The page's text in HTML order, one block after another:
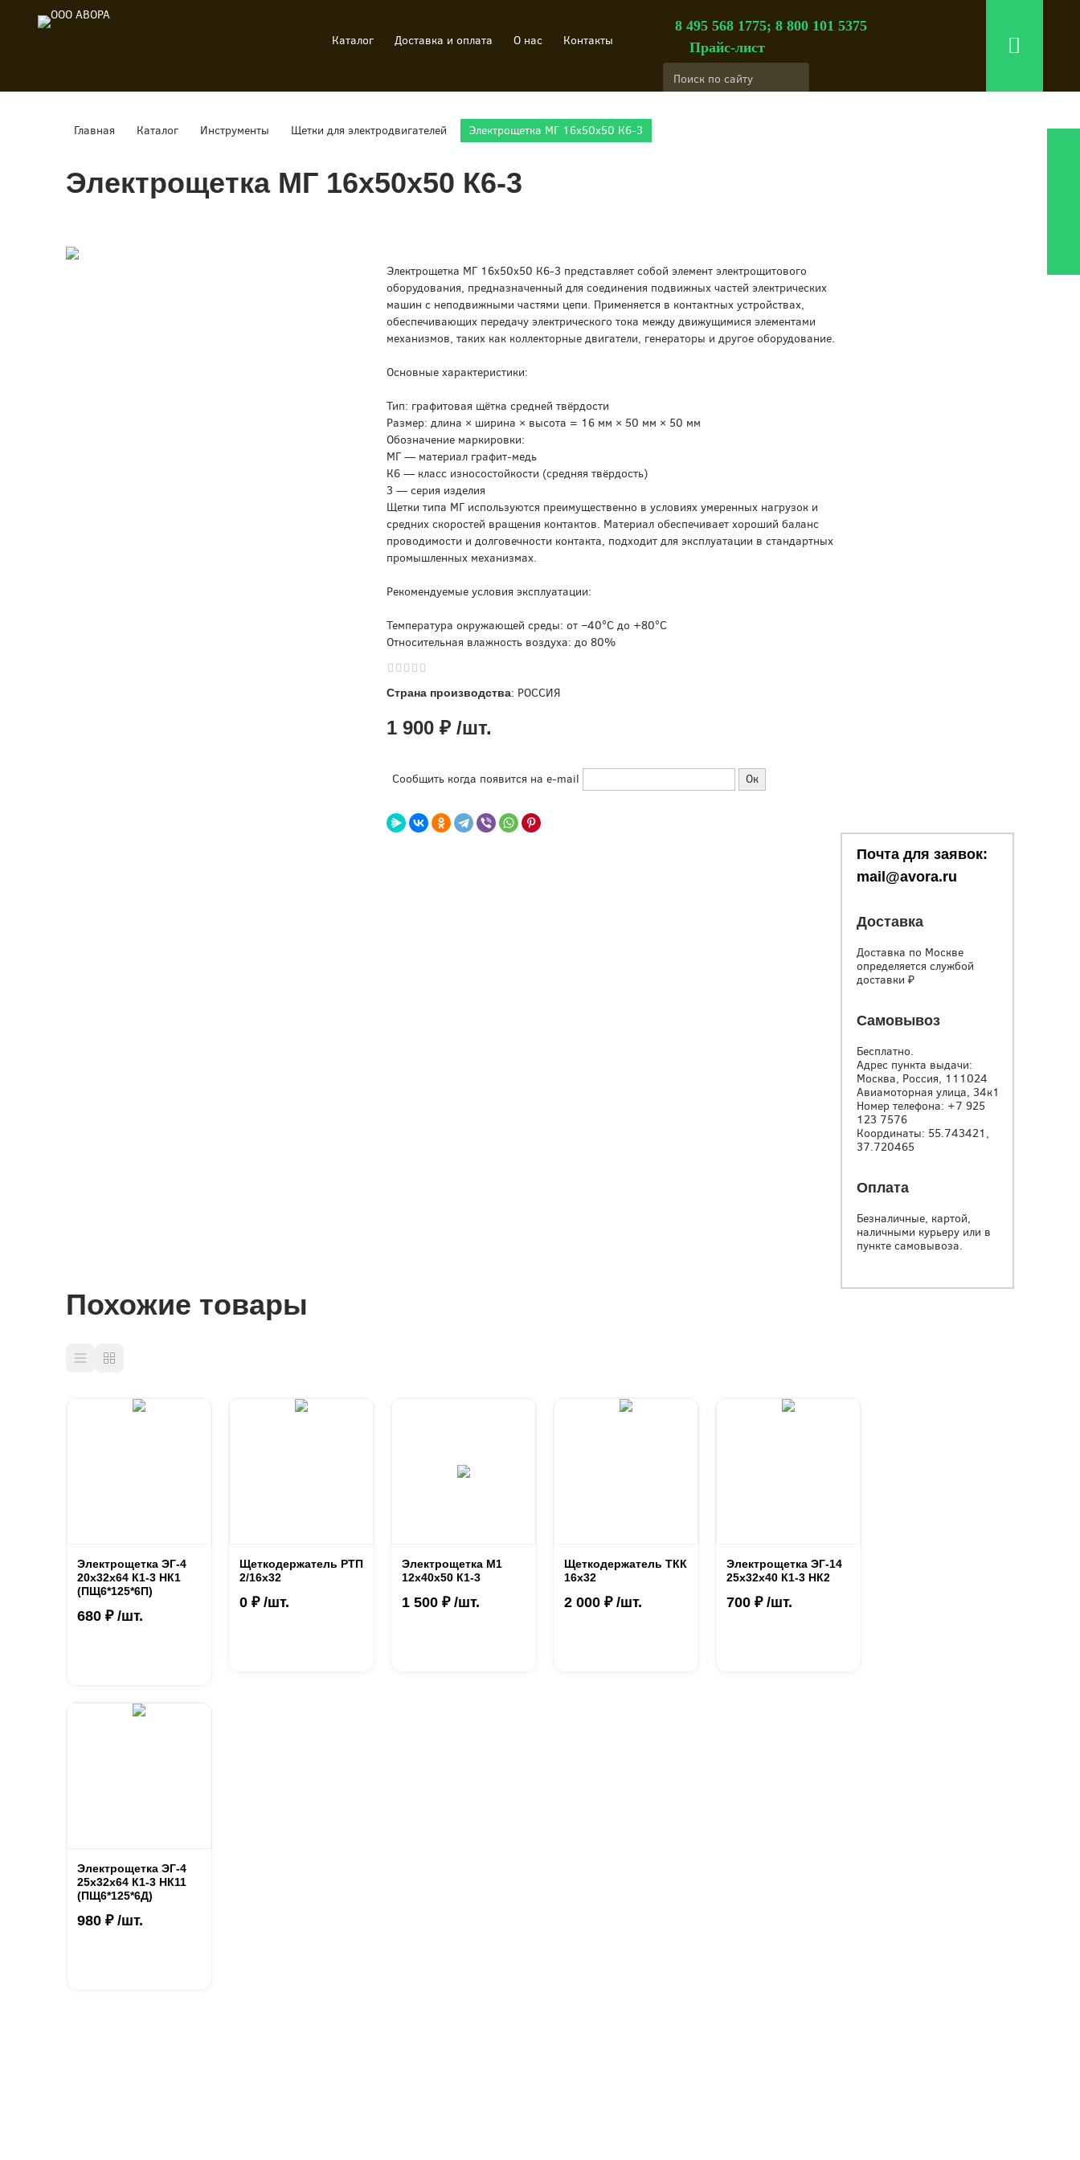
Каталог Доставка и оплата О нас Контакты
8 495 568 1775; 8 800 101 5375
Прайс-лист
Главная Каталог Инструменты Щетки для электродвигателей Электрощетка МГ 16х50х50 К6-3
Электрощетка МГ 16х50х50 К6-3
Электрощетка МГ 16х50х50 К6-3 представляет собой элемент электрощитового
оборудования, предназначенный для соединения подвижных частей электрических
машин с неподвижными частями цепи. Применяется в контактных устройствах,
обеспечивающих передачу электрического тока между движущимися элементами
механизмов, таких как коллекторные двигатели, генераторы и другое оборудование.
Основные характеристики:
Тип: графитовая щётка средней твёрдости
Размер: длина × ширина × высота = 16 мм × 50 мм × 50 мм
Обозначение маркировки:
МГ — материал графит-медь
К6 — класс износостойкости (средняя твёрдость)
3 — серия изделия
Щетки типа МГ используются преимущественно в условиях умеренных нагрузок и
средних скоростей вращения контактов. Материал обеспечивает хороший баланс
проводимости и долговечности контакта, подходит для эксплуатации в стандартных
промышленных механизмах.
Рекомендуемые условия эксплуатации:
Температура окружающей среды: от −40°C до +80°C
Относительная влажность воздуха: до 80%
Страна производства: РОССИЯ
1 900 ₽ /шт.
Сообщить когда появится на e-mail
Почта для заявок:
mail@avora.ru
Доставка
Доставка по Москве
определяется службой
доставки ₽
Самовывоз
Бесплатно.
Адрес пункта выдачи:
Москва, Россия, 111024
Авиамоторная улица, 34к1
Номер телефона: +7 925
123 7576
Координаты: 55.743421,
37.720465
Оплата
Безналичные, картой,
наличными курьеру или в
пункте самовывоза.
Похожие товары
Электрощетка ЭГ-4
20х32х64 К1-3 НК1
(ПЩ6*125*6П)
680 ₽ /шт.
Щеткодержатель РТП
2/16х32
0 ₽ /шт.
Электрощетка М1
12х40х50 К1-3
1 500 ₽ /шт.
Щеткодержатель ТКК
16х32
2 000 ₽ /шт.
Электрощетка ЭГ-14
25х32х40 К1-3 НК2
700 ₽ /шт.
Электрощетка ЭГ-4
25х32х64 К1-3 НК11
(ПЩ6*125*6Д)
980 ₽ /шт.